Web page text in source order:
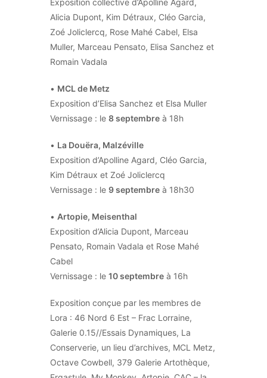
Exposition collective d’Apolline Agard,
Alicia Dupont, Kim Détraux, Cléo Garcia,
Zoé Joliclercq, Rose Mahé Cabel, Elsa
Muller, Marceau Pensato, Elisa Sanchez et
Romain Vadala
• MCL de Metz
Exposition d’Elisa Sanchez et Elsa Muller
Vernissage : le 8 septembre à 18h
• La Douëra, Malzéville
Exposition d’Apolline Agard, Cléo Garcia,
Kim Détraux et Zoé Joliclercq
Vernissage : le 9 septembre à 18h30
• Artopie, Meisenthal
Exposition d’Alicia Dupont, Marceau
Pensato, Romain Vadala et Rose Mahé
Cabel
Vernissage : le 10 septembre à 16h
Exposition conçue par les membres de
Lora : 46 Nord 6 Est – Frac Lorraine,
Galerie 0.15//Essais Dynamiques, La
Conserverie, un lieu d’archives, MCL Metz,
Octave Cowbell, 379 Galerie Artothèque,